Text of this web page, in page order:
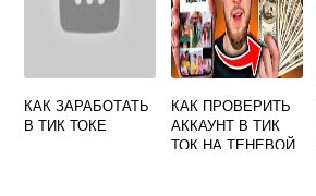
КАК ЗАРАБОТАТЬ
В ТИК ТОКЕ
КАК ПРОВЕРИТЬ
АККАУНТ В ТИК
ТОК НА ТЕНЕВОЙ